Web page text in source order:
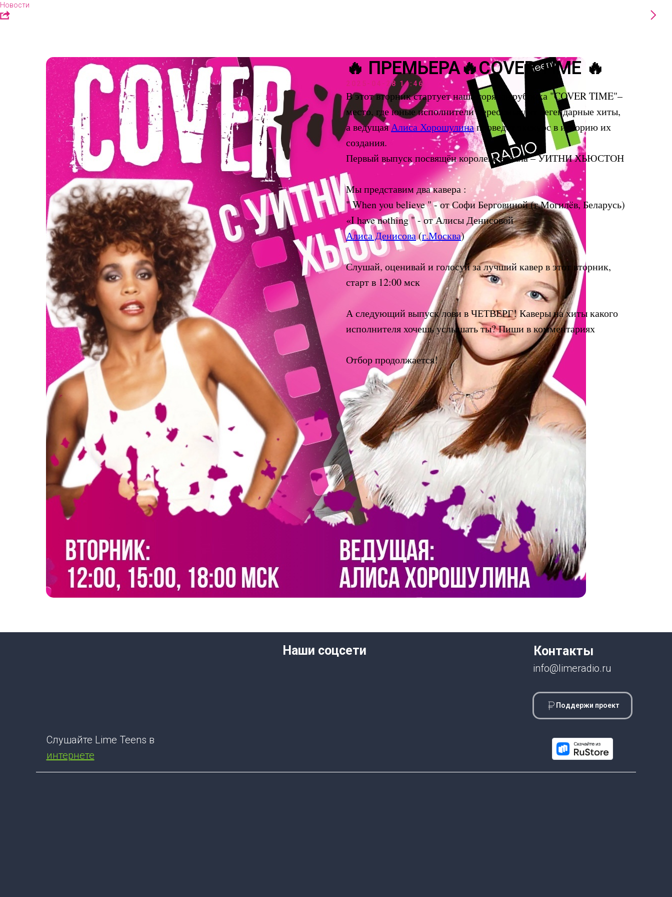
Новости
🔥 ПРЕМЬЕРА🔥COVER TIME 🔥
2025-04-28 14:46
В этот вторник стартует наша горячая рубрика "COVER TIME"–
место, где юные исполнители переосмыслят легендарные хиты,
а ведущаяАлиса Хорошулинапроведет экскурс в историю их
создания.
Первый выпуск посвящён королеве вокала – УИТНИ ХЬЮСТОН
Мы представим два кавера :
" When you believe " - от Софи Берговиной (г.Могилëв, Беларусь)
«I have nothing " - от Алисы Денисовой
Алиса Денисова(г.Москва)
Слушай, оценивай и голосуй за лучший кавер в этот вторник,
старт в 12:00 мск
А следующий выпуск лови в ЧЕТВЕРГ! Каверы на хиты какого
исполнителя хочешь услышать ты? Пиши в комментариях
Отбор продолжается!
Наши соцсети
Слушайте Lime Teens в
интернете
Контакты
info@limeradio.ru
Поддержи проект